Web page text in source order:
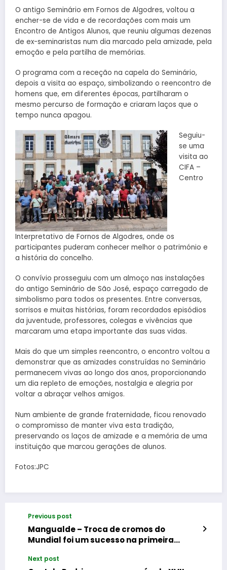
O antigo Seminário em Fornos de Algodres, voltou a
encher-se de vida e de recordações com mais um
Encontro de Antigos Alunos, que reuniu algumas dezenas
de ex-seminaristas num dia marcado pela amizade, pela
emoção e pela partilha de memórias.
O programa com a receção na capela do Seminário,
depois a visita ao espaço, simbolizando o reencontro de
homens que, em diferentes épocas, partilharam o
mesmo percurso de formação e criaram laços que o
tempo nunca apagou.
Seguiu-
se uma
visita ao
CIFA –
Centro
Interpretativo de Fornos de Algodres, onde os
participantes puderam conhecer melhor o património e
a história do concelho.
O convívio prosseguiu com um almoço nas instalações
do antigo Seminário de São José, espaço carregado de
simbolismo para todos os presentes. Entre conversas,
sorrisos e muitas histórias, foram recordados episódios
da juventude, professores, colegas e vivências que
marcaram uma etapa importante das suas vidas.
Mais do que um simples reencontro, o encontro voltou a
demonstrar que as amizades construídas no Seminário
permanecem vivas ao longo dos anos, proporcionando
um dia repleto de emoções, nostalgia e alegria por
voltar a abraçar velhos amigos.
Num ambiente de grande fraternidade, ficou renovado
o compromisso de manter viva esta tradição,
preservando os laços de amizade e a memória de uma
instituição que marcou gerações de alunos.
Fotos:JPC
Previous post
Mangualde – Troca de cromos do
Mundial foi um sucesso na primeira
Next post